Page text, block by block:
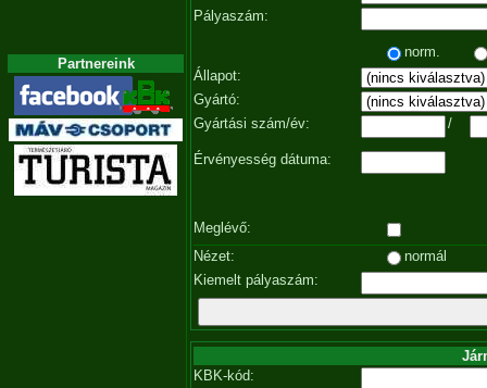
Partnereink
Pályaszám:
norm.
Állapot:
Gyártó:
Gyártási szám/év:
/
Érvényesség dátuma:
Meglévő:
Nézet:
normál
Kiemelt pályaszám:
KBK-kód: